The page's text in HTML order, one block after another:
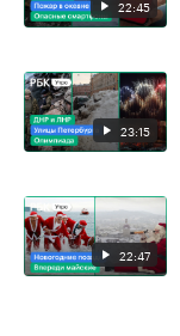
22:45
23:15
22:47